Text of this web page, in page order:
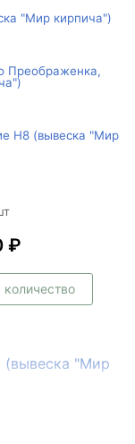
"Мир кирпича")
Преображенка,
Н8 (вывеска "Мир
₽
количество
(вывеска "Мир